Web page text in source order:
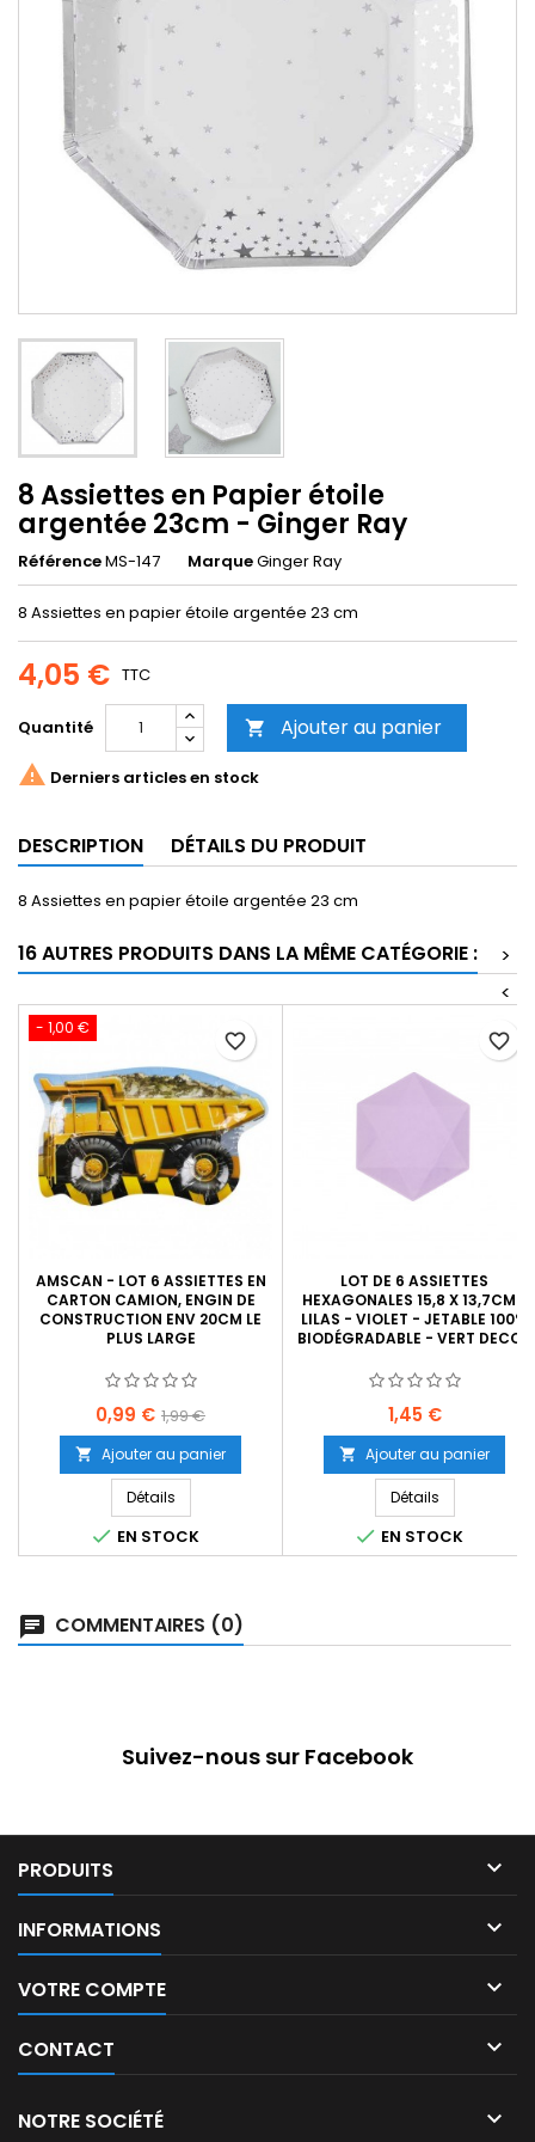
8 Assiettes en Papier étoile
argentée 23cm - Ginger Ray
RéférenceMS-147 MarqueGinger Ray
8 Assiettes en papier étoile argentée 23 cm
4,05 € TTC
Quantité  Ajouter au panier
 Derniers articles en stock
DESCRIPTION DÉTAILS DU PRODUIT
8 Assiettes en papier étoile argentée 23 cm
16 AUTRES PRODUITS DANS LA MÊME CATÉGORIE :
>
<
- 1,00 €
AMSCAN - LOT 6 ASSIETTES EN
CARTON CAMION, ENGIN DE
CONSTRUCTION ENV 20CM LE
PLUS LARGE
Prix
0,99 € Prix
base
1,99 €
 Ajouter au panier
Détails
 EN STOCK
favorite_border
LOT DE 6 ASSIETTES
HEXAGONALES 15,8 X 13,7CM -
LILAS - VIOLET - JETABLE 100%
BIODÉGRADABLE - VERT DECOR
Prix
1,45 €
 Ajouter au panier
Détails
 EN STOCK
favorite_border
COMMENTAIRES (0)
Suivez-nous sur Facebook
PRODUITS 
INFORMATIONS 
VOTRE COMPTE 
CONTACT 
NOTRE SOCIÉTÉ 